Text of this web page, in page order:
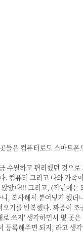
들은 컴퓨터로도 스마트폰
수월하고 편리했던 것으
컴퓨터 그리고 나와 가족
았다!!! 그리고, (작년에는
, 복사해서 붙여넣기 했더
기를 반복했다. 짜증이 조
쓰지' 생각하면서 몇 곳
등록해주면 되지, 라고 생